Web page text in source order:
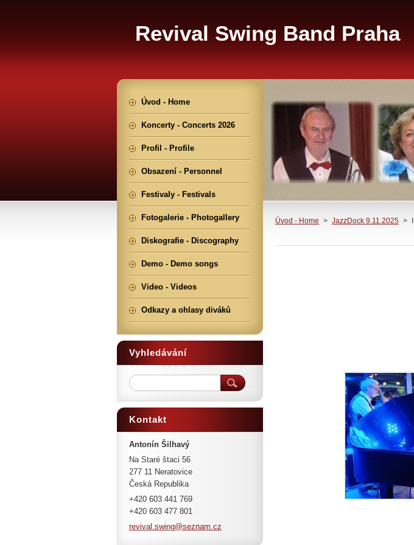
Revival Swing Band Praha
Úvod - Home > JazzDock 9.11.2025 >
Úvod - Home
Koncerty - Concerts 2026
Profil - Profile
Obsazení - Personnel
Festivaly - Festivals
Fotogalerie - Photogallery
Diskografie - Discography
Demo - Demo songs
Video - Videos
Odkazy a ohlasy diváků
Vyhledávání
Kontakt
Antonín Šilhavý
Na Staré štaci 56
277 11 Neratovice
Česká Republika
+420 603 441 769
+420 603 477 801
revival.swing@seznam.cz